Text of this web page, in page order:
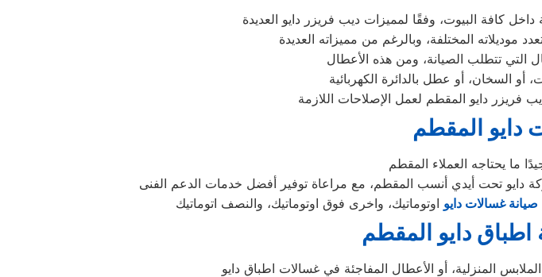
دايو المقطم
صيانة غسالات دايو
دايو المقطم
المنزلية، أو الأعطال المفاجئة في غسالات اطباق دايو